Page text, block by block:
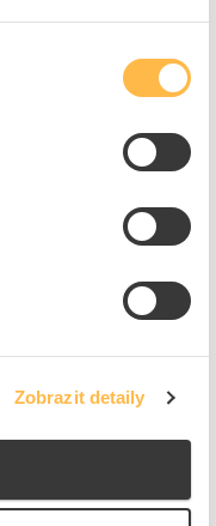
Zobrazit detailydo košíku